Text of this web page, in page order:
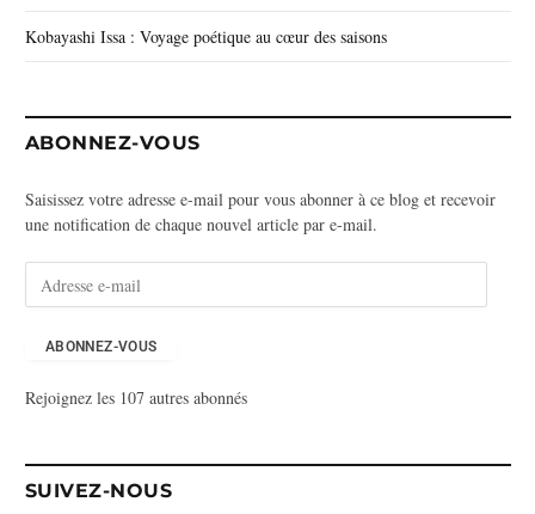
Kobayashi Issa : Voyage poétique au cœur des saisons
ABONNEZ-VOUS
Saisissez votre adresse e-mail pour vous abonner à ce blog et recevoir
une notification de chaque nouvel article par e-mail.
s
m
ABONNEZ-VOUS
Rejoignez les 107 autres abonnés
SUIVEZ-NOUS